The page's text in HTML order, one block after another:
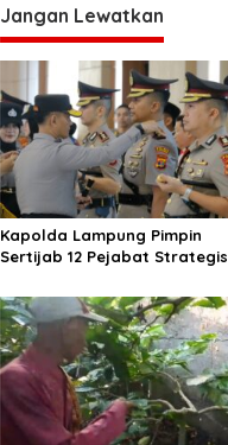
i
g
a
s
i
p
o
s
Jangan Lewatkan
Kapolda Lampung Pimpin
Sertijab 12 Pejabat Strategis